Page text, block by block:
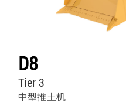
D8
中型推土机
Tier 3